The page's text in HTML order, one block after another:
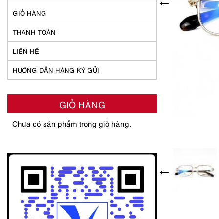
GIỎ HÀNG
THANH TOÁN
LIÊN HỆ
HƯỚNG DẪN HÀNG KÝ GỬI
GIỎ HÀNG
Chưa có sản phẩm trong giỏ hàng.